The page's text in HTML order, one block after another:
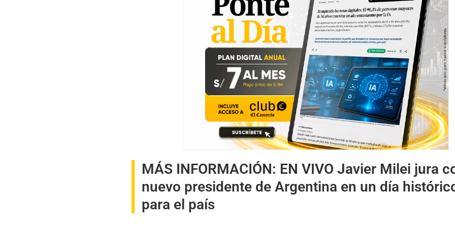
MÁS INFORMACIÓN: EN VIVO Javier Milei jura
nuevo presidente de Argentina en un día
para el país